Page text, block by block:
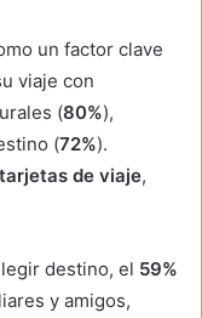
un factor clave
viaje con
(80%),
(72%).
tarjetas de viaje,
destino, el 59%
y amigos,